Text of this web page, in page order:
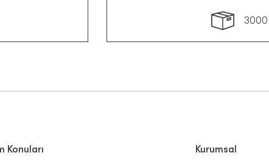
3000
Konuları Kurumsal